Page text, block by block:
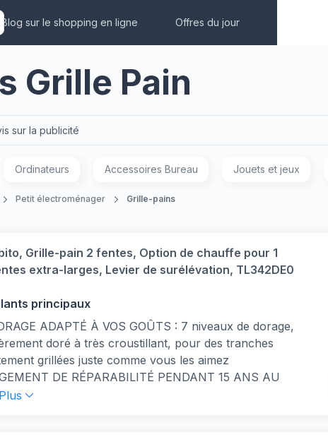
Blog sur le shopping en ligne Offres du jour
Grille Pain
sur la publicité
Ordinateurs Accessoires Bureau Jouets et jeux
Petit électroménager Grille-pains
Grille-pain 2 fentes, Option de chauffe pour 1
extra-larges, Levier de surélévation, TL342DE0
principaux
ADAPTÉ À VOS GOÛTS : 7 niveaux de dorage,
doré à très croustillant, pour des tranches
grillées juste comme vous les aimez
DE RÉPARABILITÉ PENDANT 15 ANS AU
PRIX : faites réparer votre produit par notre réseau de
temps